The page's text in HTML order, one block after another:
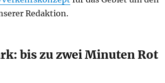
Redaktion.
bis zu zwei Minuten Rot